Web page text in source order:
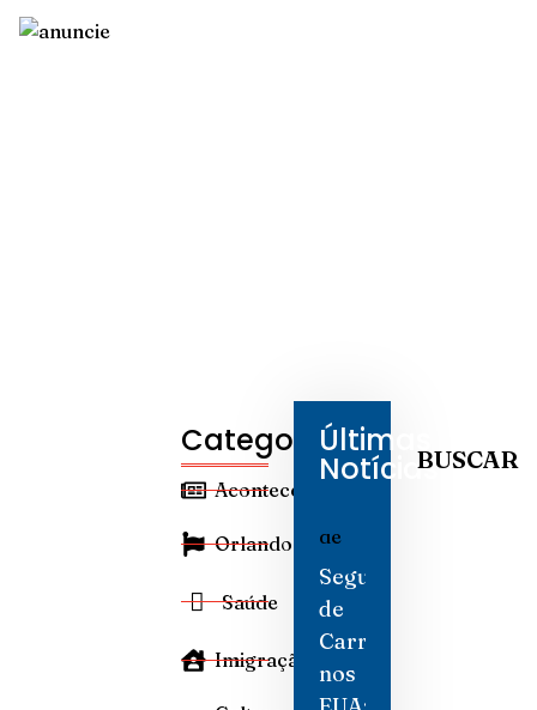
Categorias
Aconteceu
Orlando
Saúde
Imigração
Últimas
Notícias
Seguro
de
Carro
nos
BUSCAR